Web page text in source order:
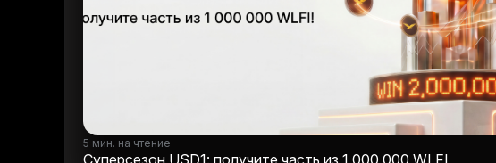
5 мин. на чтение
Суперсезон USD1: получите часть из 1 000 000 WLFI